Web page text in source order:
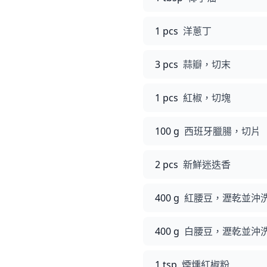
1 pcs 洋蔥丁
3 pcs 蒜瓣，切末
1 pcs 紅椒，切塊
100 g 西班牙臘腸，切片
2 pcs 新鮮迷迭香
400 g 紅腰豆，瀝乾並沖
400 g 白腰豆，瀝乾並沖